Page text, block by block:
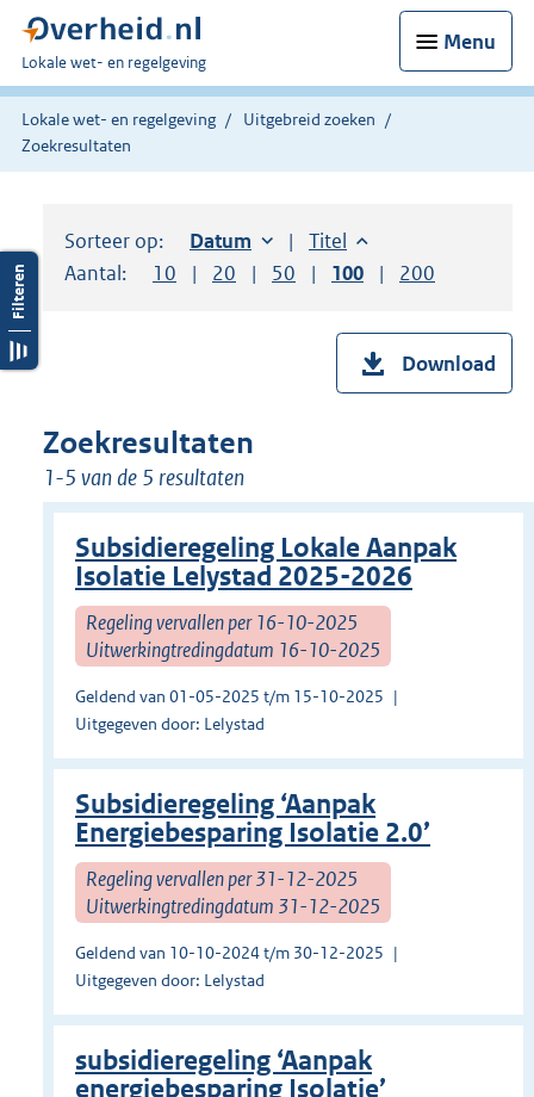
Menu
U
bent
hier:
Lokale wet- en regelgeving
Lokale wet- en regelgeving
Uitgebreid zoeken
Zoekresultaten
Sorteer op: Sorteer op:
Datum oplopendSorteer op:
Titel oplopend
Aantal:
Toon
10 resultaten per pagina
Toon
20 resultaten per pagina
Toon
50 resultaten per pagina
Toon
100 resultaten per
Toon
200
Download
Zoekresultaten
1-5 van de 5 resultaten
Subsidieregeling Lokale Aanpak
Isolatie Lelystad 2025-2026
Regeling vervallen per 16-10-2025
Uitwerkingtredingdatum 16-10-2025
Geldend van 01-05-2025 t/m 15-10-2025
Uitgegeven door: Lelystad
Subsidieregeling ‘Aanpak
Energiebesparing Isolatie 2.0’
Regeling vervallen per 31-12-2025
Uitwerkingtredingdatum 31-12-2025
Geldend van 10-10-2024 t/m 30-12-2025
Uitgegeven door: Lelystad
subsidieregeling ‘Aanpak
energiebesparing Isolatie’